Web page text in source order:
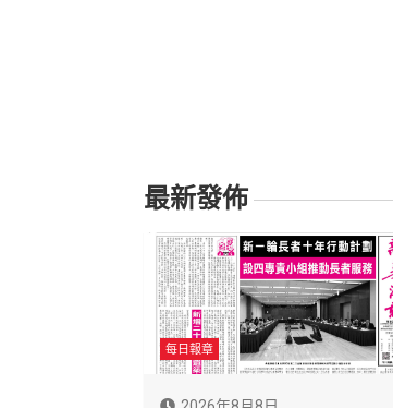
最新發佈
每日報章